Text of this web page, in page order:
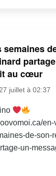
semaines
au cœur
juillet à 02:37
de-son-
un-